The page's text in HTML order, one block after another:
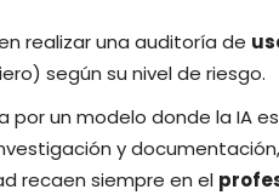
realizar una auditoría de
según su nivel de riesgo.
por un modelo donde la IA
y
recaen siempre en el